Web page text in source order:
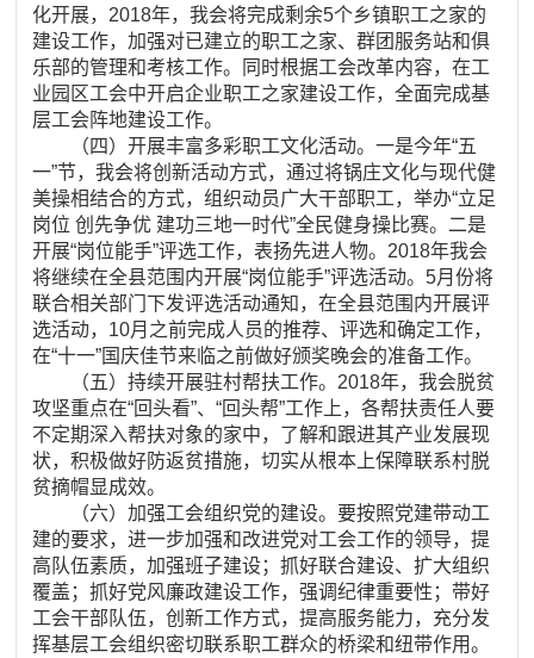
化开展，2018年，我会将完成剩余5个乡镇职工之家的
建设工作，加强对已建立的职工之家、群团服务站和俱
乐部的管理和考核工作。同时根据工会改革内容，在工
业园区工会中开启企业职工之家建设工作，全面完成基
层工会阵地建设工作。
（四）开展丰富多彩职工文化活动。一是今年“五
一”节，我会将创新活动方式，通过将锅庄文化与现代健
美操相结合的方式，组织动员广大干部职工，举办“立足
岗位 创先争优 建功三地一时代”全民健身操比赛。二是
开展“岗位能手”评选工作，表扬先进人物。2018年我会
将继续在全县范围内开展“岗位能手”评选活动。5月份将
联合相关部门下发评选活动通知，在全县范围内开展评
选活动，10月之前完成人员的推荐、评选和确定工作，
在“十一”国庆佳节来临之前做好颁奖晚会的准备工作。
（五）持续开展驻村帮扶工作。2018年，我会脱贫
攻坚重点在“回头看”、“回头帮”工作上，各帮扶责任人要
不定期深入帮扶对象的家中，了解和跟进其产业发展现
状，积极做好防返贫措施，切实从根本上保障联系村脱
贫摘帽显成效。
（六）加强工会组织党的建设。要按照党建带动工
建的要求，进一步加强和改进党对工会工作的领导，提
高队伍素质，加强班子建设；抓好联合建设、扩大组织
覆盖；抓好党风廉政建设工作，强调纪律重要性；带好
工会干部队伍，创新工作方式，提高服务能力，充分发
挥基层工会组织密切联系职工群众的桥梁和纽带作用。